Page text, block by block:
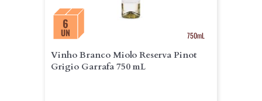
6
UN 750mL
Vinho Branco Miolo Reserva Pinot
Grigio Garrafa 750 mL